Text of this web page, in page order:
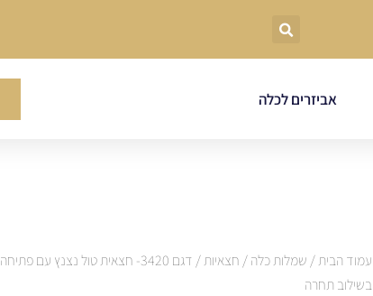
אביזרים לכלה
עמוד הבית/ שמלות כלה/ חצאיות
/ דגם 3420- חצאית טול נצנץ עם פתיחה
בשילוב תחרה